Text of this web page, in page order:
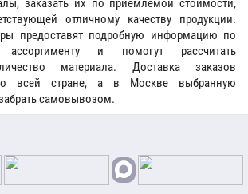
заказать их по приемлемой стоимости,
отличному качеству продукции.
предоставят подробную информацию по
ассортименту и помогут рассчитать
материала. Доставка заказов
по всей стране, а в Москве выбранную
самовывозом.